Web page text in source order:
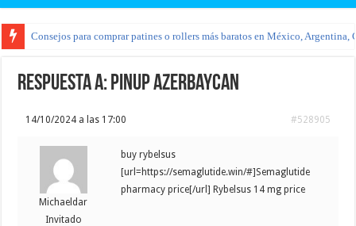
Consejos para comprar patines o rollers más baratos en México, Argentina,
Respuesta a: pinup azerbaycan
14/10/2024 a las 17:00 #528905
Michaeldar
Invitado
buy rybelsus
[url=https://semaglutide.win/#]Semaglutide
pharmacy price[/url] Rybelsus 14 mg price